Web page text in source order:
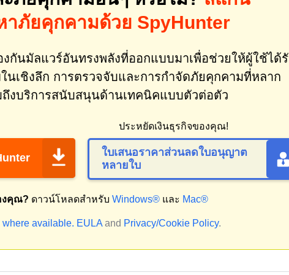
ภัยคุกคามด้วย SpyHunter
งกันมัลแวร์อันทรงพลังที่ออกแบบมาเพื่อช่วยให้ผู้ใช้ได้
นเชิงลึก การตรวจจับและการกำจัดภัยคุกคามที่หลาก
ถึงบริการสนับสนุนด้านเทคนิคแบบตัวต่อตัว
ประหยัดเงินธุรกิจของคุณ!
ใบเสนอราคาส่วนลดใบอนุญาต
หลายใบ
งคุณ? ดาวน์โหลดสำหรับ Windows®และ Mac®
available. EULA and Privacy/Cookie Policy.